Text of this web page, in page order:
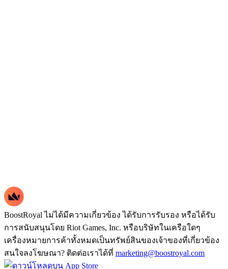
BoostRoyal ไม่ได้มีความเกี่ยวข้อง ได้รับการรับรอง หรือได้รับ
การสนับสนุนโดย Riot Games, Inc. หรือบริษัทในเครือใดๆ
เครื่องหมายการค้าทั้งหมดเป็นทรัพย์สินของเจ้าของที่เกี่ยวข้อง
สนใจลงโฆษณา? ติดต่อเราได้ที่ marketing@boostroyal.com